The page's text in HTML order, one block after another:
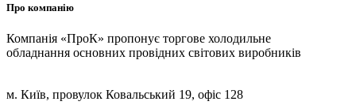
Про компанію
Компанія «ПроК» пропонує торгове холодильне
обладнання основних провідних світових виробників
м. Київ, провулок Ковальський 19, офіс 128